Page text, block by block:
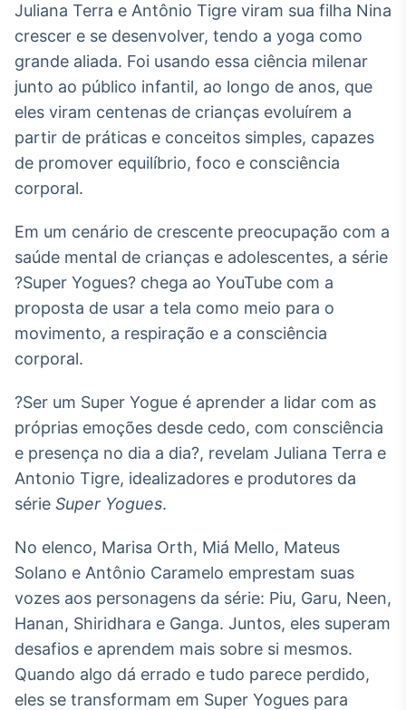
personalizados
Soluções de Dados
e Conteúdos
Broadcast
OTC
Plataforma para
negociação de
Datafeed
APIs para
integração de
conteúdos e
dados
Cotações e
headlines de
notícias
Broadcast
para conteúdos e
Broadcast
Wallboard
Conteúdos e
dados para
displays e telas
Juliana Terra e Antônio Tigre viram sua filha Nina
crescer e se desenvolver, tendo a yoga como
grande aliada. Foi usando essa ciência milenar
junto ao público infantil, ao longo de anos, que
eles viram centenas de crianças evoluírem a
partir de práticas e conceitos simples, capazes
de promover equilíbrio, foco e consciência
corporal.
Em um cenário de crescente preocupação com a
saúde mental de crianças e adolescentes, a série
?Super Yogues? chega ao YouTube com a
proposta de usar a tela como meio para o
movimento, a respiração e a consciência
corporal.
?Ser um Super Yogue é aprender a lidar com as
próprias emoções desde cedo, com consciência
e presença no dia a dia?, revelam Juliana Terra e
Antonio Tigre, idealizadores e produtores da
série Super Yogues.
No elenco, Marisa Orth, Miá Mello, Mateus
Solano e Antônio Caramelo emprestam suas
vozes aos personagens da série: Piu, Garu, Neen,
Hanan, Shiridhara e Ganga. Juntos, eles superam
desafios e aprendem mais sobre si mesmos.
Quando algo dá errado e tudo parece perdido,
eles se transformam em Super Yogues para